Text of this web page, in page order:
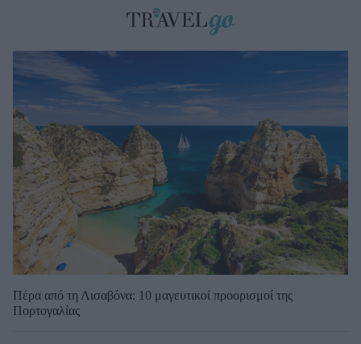
Πέρα από τη Λισαβόνα: 10 μαγευτικοί προορισμοί της
Πορτογαλίας